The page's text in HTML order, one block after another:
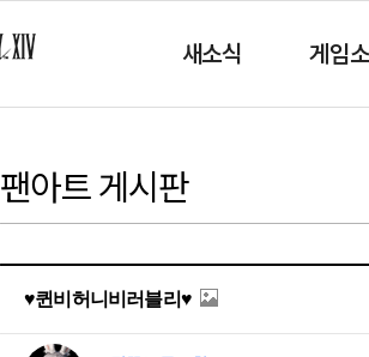
새소식 게임
팬아트 게시판
♥퀸비허니비러블리♥